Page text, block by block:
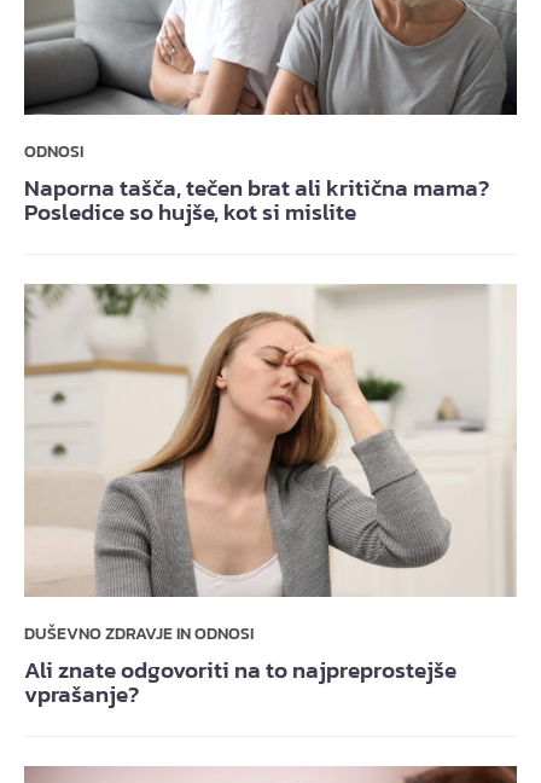
ODNOSI
Naporna tašča, tečen brat ali kritična mama?
Posledice so hujše, kot si mislite
DUŠEVNO ZDRAVJE IN ODNOSI
Ali znate odgovoriti na to najpreprostejše
vprašanje?